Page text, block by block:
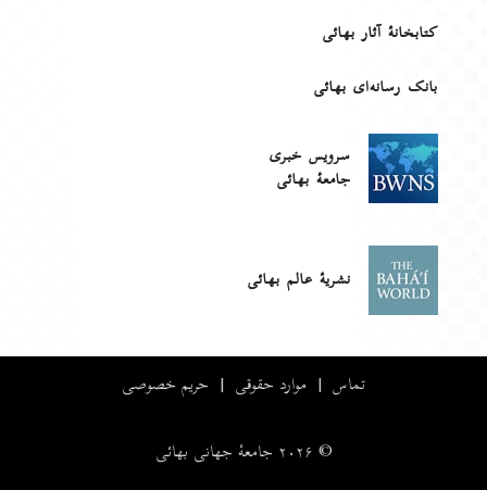
کتابخانهٔ آثار بهائی
بانک رسانه‌ای بهائی
سرویس خبری
جامعۀ بهائی
نشریهٔ عالم بهائی
تماس | موارد حقوقی | حریم خصوصی
© ۲۰۲۶ جامعۀ جهانی بهائی